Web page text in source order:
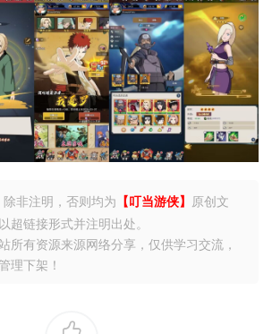
非注明，否则均为 【叮当游侠】
原创文
超链接形式并注明出处。
所有资源来源网络分享，仅供学习交流，
理下架！